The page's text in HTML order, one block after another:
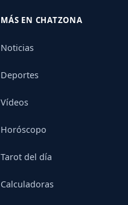
MÁS EN CHATZONA
Noticias
Deportes
Vídeos
Horóscopo
Tarot del día
Calculadoras